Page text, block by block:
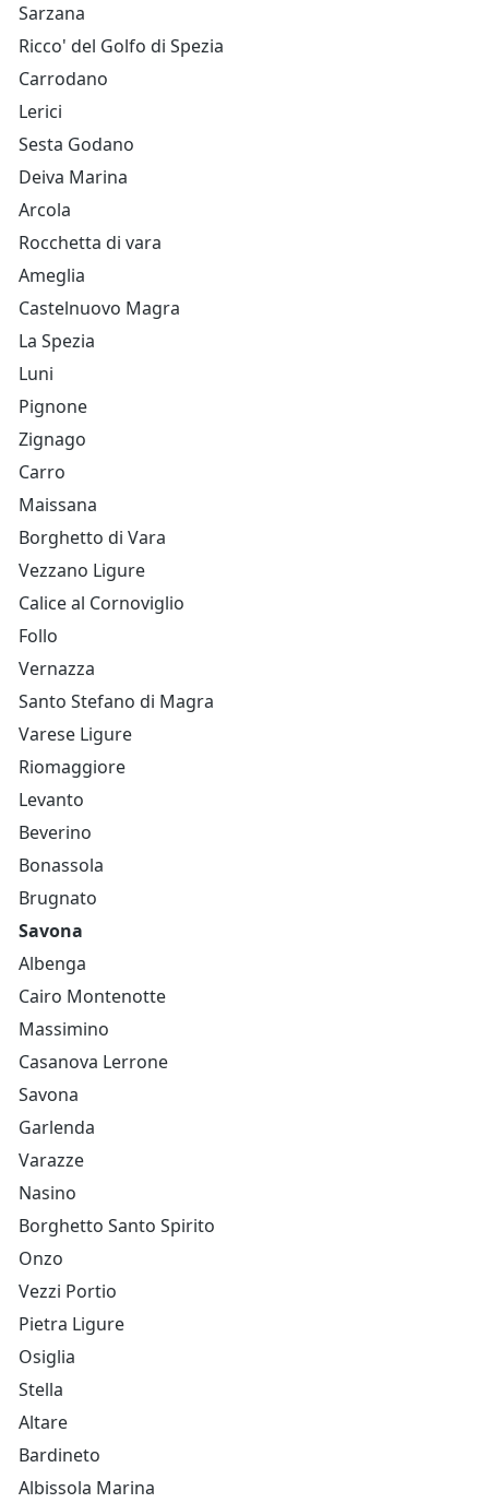
Sarzana
Ricco' del Golfo di Spezia
Carrodano
Lerici
Sesta Godano
Deiva Marina
Arcola
Rocchetta di vara
Ameglia
Castelnuovo Magra
La Spezia
Luni
Pignone
Zignago
Carro
Maissana
Borghetto di Vara
Vezzano Ligure
Calice al Cornoviglio
Follo
Vernazza
Santo Stefano di Magra
Varese Ligure
Riomaggiore
Levanto
Beverino
Bonassola
Brugnato
Savona
Albenga
Cairo Montenotte
Massimino
Casanova Lerrone
Savona
Garlenda
Varazze
Nasino
Borghetto Santo Spirito
Onzo
Vezzi Portio
Pietra Ligure
Osiglia
Stella
Altare
Bardineto
Albissola Marina